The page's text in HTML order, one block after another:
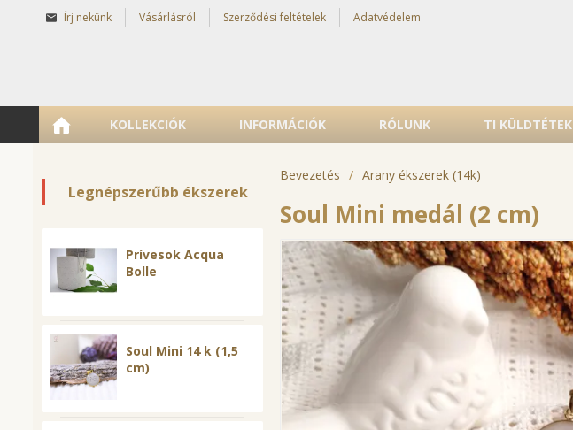
Írj nekünk Vásárlásról Szerződési feltételek Adatvédelem
KOLLEKCIÓK INFORMÁCIÓK RÓLUNK TI KÜLDTÉTEK
Legnépszerűbb ékszerek
Prívesok Acqua
Bolle
Soul Mini 14 k (1,5
cm)
Bevezetés / Arany ékszerek (14k)
Soul Mini medál (2 cm)